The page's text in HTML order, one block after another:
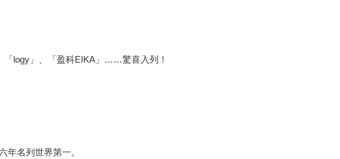
「logy」、「盈科EIKA」……驚喜入列！
名列世界第一。